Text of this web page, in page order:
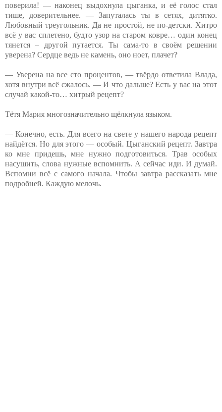
поверила! — наконец выдохнула цыганка, и её голос стал
тише, доверительнее. — Запуталась ты в сетях, дитятко.
Любовный треугольник. Да не простой, не по-детски. Хитро
всё у вас сплетено, будто узор на старом ковре… один конец
тянется – другой путается. Ты сама-то в своём решении
уверена? Сердце ведь не камень, оно ноет, плачет?
— Уверена на все сто процентов, — твёрдо ответила Влада,
хотя внутри всё сжалось. — И что дальше? Есть у вас на этот
случай какой-то… хитрый рецепт?
Тётя Мария многозначительно щёлкнула языком.
— Конечно, есть. Для всего на свете у нашего народа рецепт
найдётся. Но для этого — особый. Цыганский рецепт. Завтра
ко мне придешь, мне нужно подготовиться. Трав особых
насушить, слова нужные вспомнить. А сейчас иди. И думай.
Вспомни всё с самого начала. Чтобы завтра рассказать мне
подробней. Каждую мелочь.